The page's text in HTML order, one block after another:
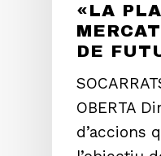
«LA
DE
OBERTA
d’accions